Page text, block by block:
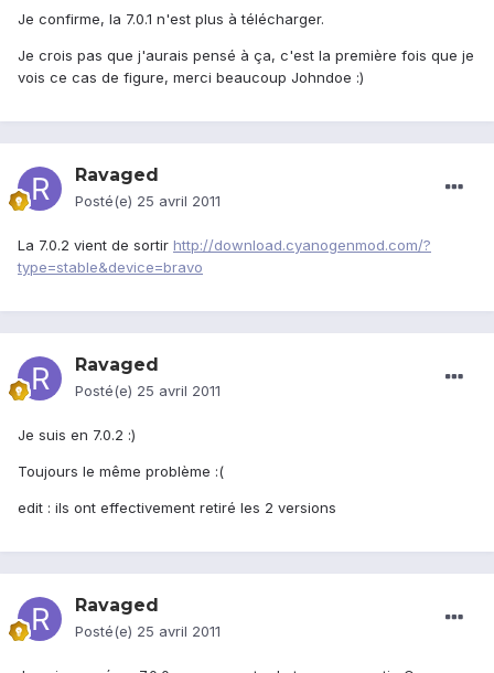
Je confirme, la 7.0.1 n'est plus à télécharger.
Je crois pas que j'aurais pensé à ça, c'est la première fois que je
vois ce cas de figure, merci beaucoup Johndoe :)
Ravaged
Posté(e) 25 avril 2011
La 7.0.2 vient de sortir http://download.cyanogenmod.com/?
type=stable&device=bravo
Ravaged
Posté(e) 25 avril 2011
Je suis en 7.0.2 :)
Toujours le même problème :(
edit : ils ont effectivement retiré les 2 versions
Ravaged
Posté(e) 25 avril 2011